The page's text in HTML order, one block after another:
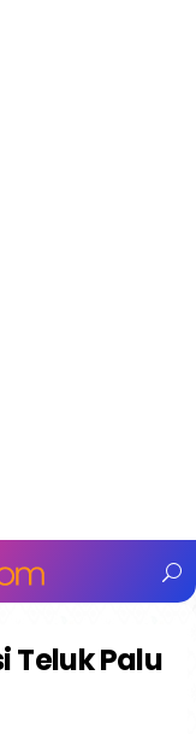
Teluk Palu